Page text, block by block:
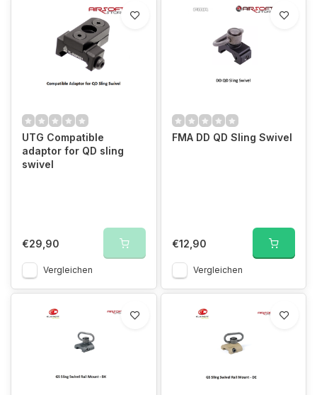
UTG Compatible
adaptor for QD sling
swivel
€29,90
Vergleichen
FMA DD QD Sling Swivel
€12,90
Vergleichen